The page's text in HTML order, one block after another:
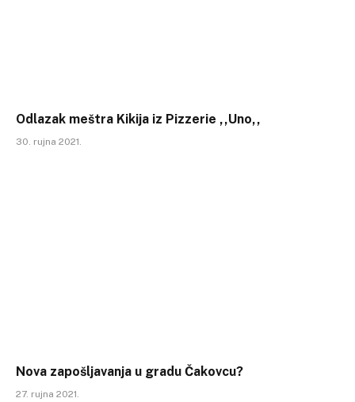
Odlazak meštra Kikija iz Pizzerie ,,Uno,,
30. rujna 2021.
Nova zapošljavanja u gradu Čakovcu?
27. rujna 2021.